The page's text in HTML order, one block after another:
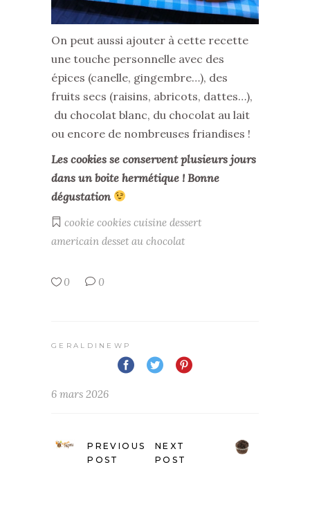
On peut aussi ajouter à cette recette
une touche personnelle avec des
épices (canelle, gingembre…), des
fruits secs (raisins, abricots, dattes…),
du chocolat blanc, du chocolat au lait
ou encore de nombreuses friandises !
Les cookies se conservent plusieurs jours
dans un boite hermétique ! Bonne
dégustation
cookie cookies cuisine dessert
americain desset au chocolat
0 0
GERALDINEWP
6 mars 2026
PREVIOUS
POST
NEXT
POST